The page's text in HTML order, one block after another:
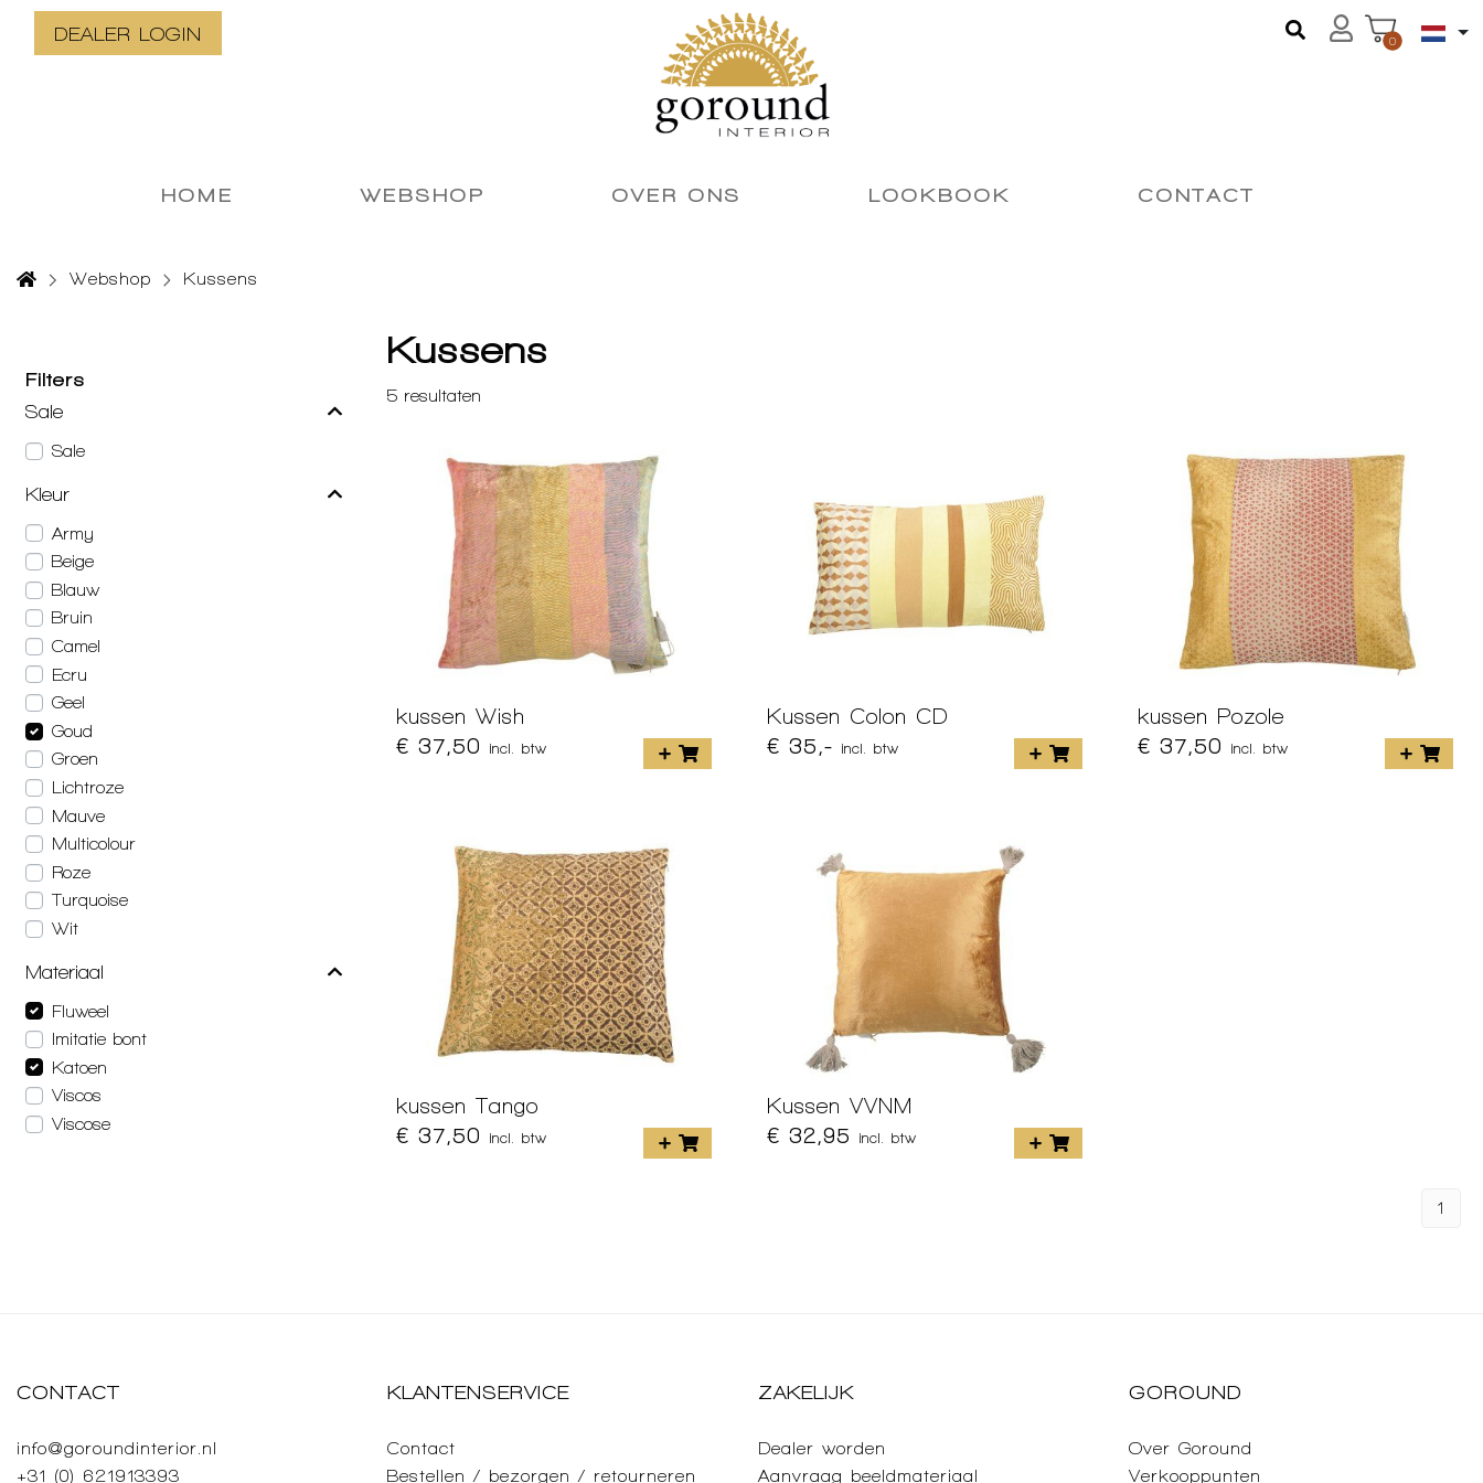
DEALER LOGIN 0
HOME WEBSHOP OVER ONS LOOKBOOK CONTACT
Webshop Kussens
Filters
Sale
Sale
Kleur
Army
Beige
Blauw
Bruin
Camel
Ecru
Geel
Goud
Groen
Lichtroze
Mauve
Multicolour
Roze
Turquoise
Wit
Materiaal
Fluweel
Imitatie bont
Katoen
Viscos
Viscose
Kussens
5 resultaten
kussen Wish
€ 37,50
incl. btw
Kussen Colon CD
€ 35,-
incl. btw
kussen Pozole
€ 37,50
incl. btw
kussen Tango
€ 37,50
incl. btw
Kussen VVNM
€ 32,95
incl. btw
1
CONTACT
info@goroundinterior.nl
+31 (0) 621913393
KLANTENSERVICE
Contact
Bestellen / bezorgen / retourneren
ZAKELIJK
Dealer worden
Aanvraag beeldmateriaal
GOROUND
Over Goround
Verkooppunten